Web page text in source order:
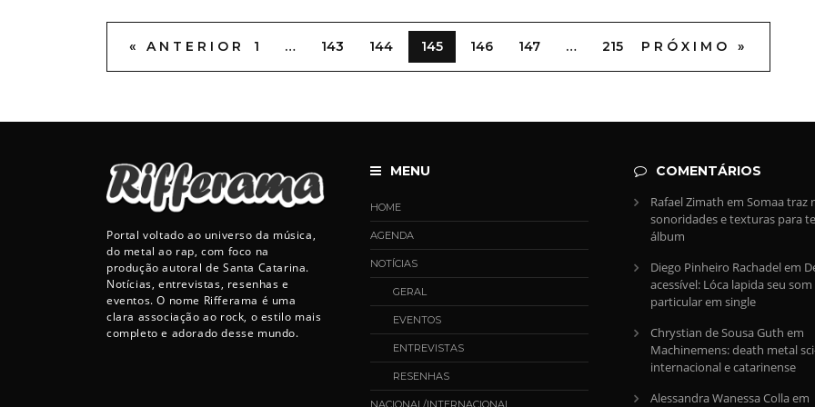
« ANTERIOR 1 … 143 144 145 146 147 … 215 PRÓXIMO »
Portal voltado ao universo da música,
do metal ao rap, com foco na
produção autoral de Santa Catarina.
Notícias, entrevistas, resenhas e
eventos. O nome Rifferama é uma
clara associação ao rock, o estilo mais
completo e adorado desse mundo.
MENU
HOME
AGENDA
NOTÍCIAS
GERAL
EVENTOS
ENTREVISTAS
RESENHAS
NACIONAL/INTERNACIONAL
COMENTÁRIOS
Rafael Zimath em Somaa traz
sonoridades e texturas para
álbum
Diego Pinheiro Rachadelem
acessível: Lóca lapida seu som
particular em single
Chrystian de Sousa Guth em
Machinemens: death metal
internacional e catarinense
Alessandra Wanessa Collaem